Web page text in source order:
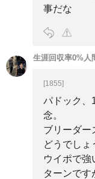
事だな
生涯回収率0%人
[1855]
パドック、
念。
ブリーダー
どうでしょ
ウイポで
ターンです